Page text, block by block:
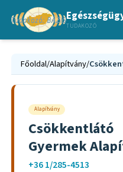
TUDAKOZÓ
Főoldal/Alapítvány/
Alapítvány
Csökkentlátó
Gyermek
+36 1/285-4513